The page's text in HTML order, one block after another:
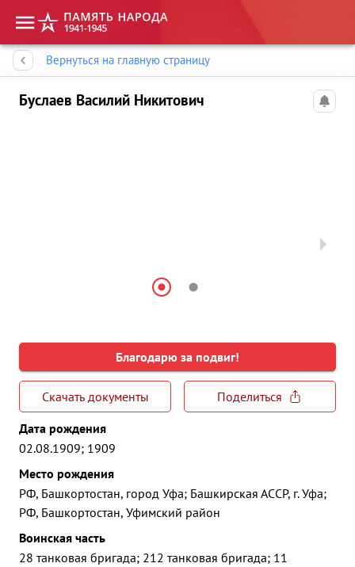
Вернуться на главную страницу
Буслаев Василий Никитович
Благодарю за подвиг!
Скачать документы
Поделиться
Дата рождения
02.08.1909; 1909
Место рождения
РФ, Башкортостан, город Уфа; Башкирская АССР, г. Уфа;
РФ, Башкортостан, Уфимский район
Воинская часть
28 танковая бригада; 212 танковая бригада; 11
Память народа